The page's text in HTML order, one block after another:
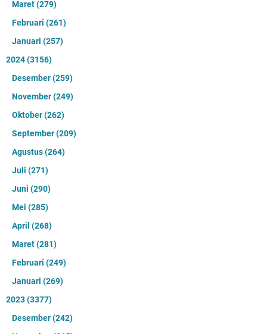
Maret(279)
Februari (261)
Januari (257)
2024(3156)
Desember(259)
November(249)
Oktober(262)
September(209)
Agustus(264)
Juli (271)
Juni (290)
Mei (285)
April (268)
Maret(281)
Februari (249)
Januari (269)
2023(3377)
Desember(242)